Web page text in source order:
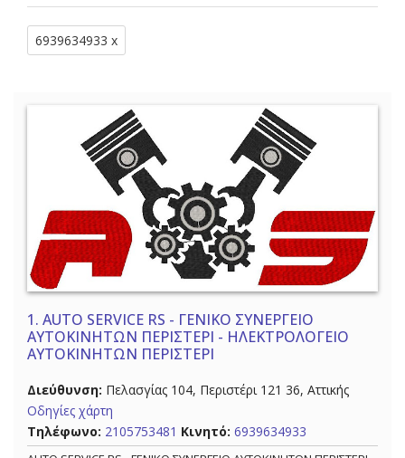
6939634933 x
1. AUTO SERVICE RS - ΓΕΝΙΚΟ ΣΥΝΕΡΓΕΙΟ
ΑΥΤΟΚΙΝΗΤΩΝ ΠΕΡΙΣΤΕΡΙ - ΗΛΕΚΤΡΟΛΟΓΕΙΟ
ΑΥΤΟΚΙΝΗΤΩΝ ΠΕΡΙΣΤΕΡΙ
Διεύθυνση: Πελασγίας 104, Περιστέρι 121 36, Αττικής
Οδηγίες χάρτη
Τηλέφωνο: 2105753481 Κινητό: 6939634933